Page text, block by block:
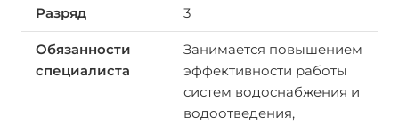
3
Занимается повышением
эффективности работы
систем водоснабжения и
водоотведения,